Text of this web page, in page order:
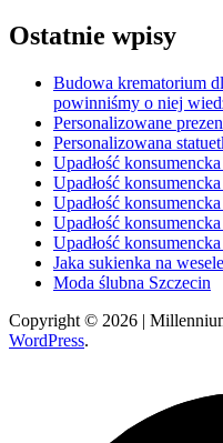
Ostatnie wpisy
Budowa krematorium
powinniśmy o niej
Personalizowane
Personalizowana
Upadłość
Upadłość
Upadłość
Upadłość konsumencka
Upadłość
Jaka sukienka na
Moda ślubna Szczecin
Copyright © 2026 |
WordPress.